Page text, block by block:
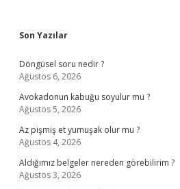
Sidebar
Son Yazılar
Döngüsel soru nedir ?
Ağustos 6, 2026
Avokadonun kabuğu soyulur mu ?
Ağustos 5, 2026
Az pişmiş et yumuşak olur mu ?
Ağustos 4, 2026
Aldığımız belgeler nereden görebilirim ?
Ağustos 3, 2026